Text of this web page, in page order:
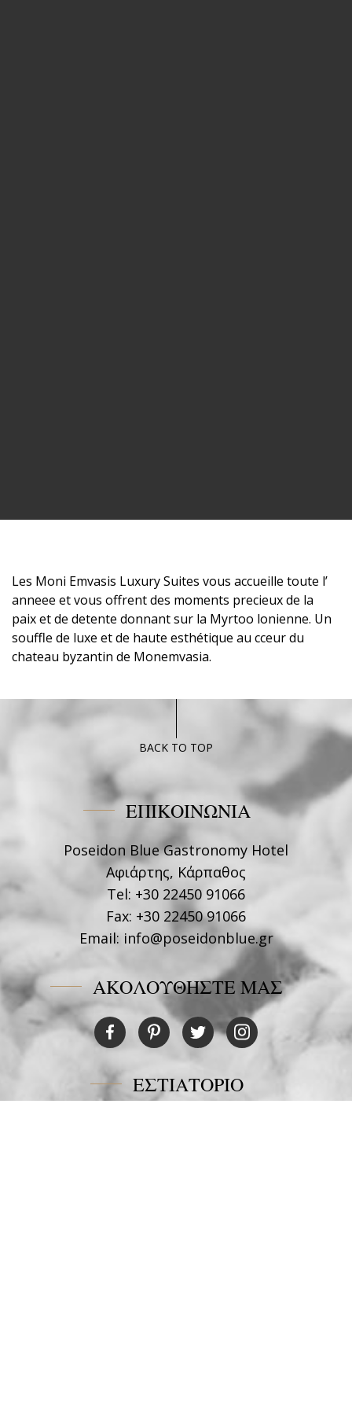
Les Moni Emvasis Luxury Suites vous accueille toute l’
anneee et vous offrent des moments precieux de la
paix et de detente donnant sur la Myrtoo lonienne. Un
souffle de luxe et de haute esthétique au cceur du
chateau byzantin de Monemvasia.
BACK TO TOP
ΕΠΙΚΟΙΝΩΝΙΑ
Poseidon Blue Gastronomy Hotel
Αφιάρτης, Κάρπαθος
Tel: +30 22450 91066
Fax: +30 22450 91066
Email: info@poseidonblue.gr
ΑΚΟΛΟΥΘΗΣΤΕ ΜΑΣ
ΕΣΤΙΑΤΟΡΙΟ